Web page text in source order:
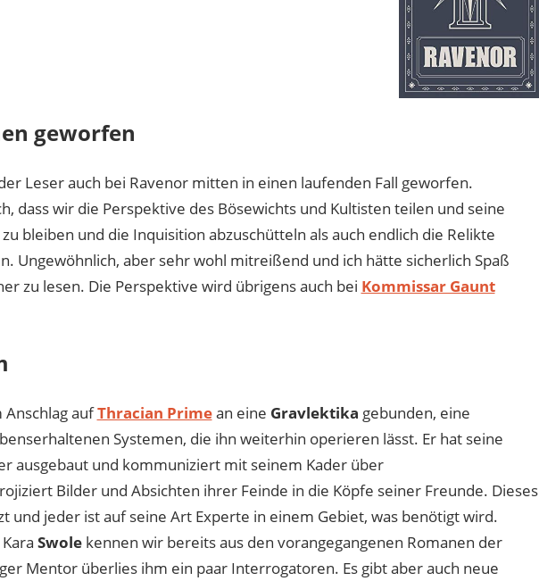
geworfen
Leser auch bei Ravenor mitten in einen laufenden Fall geworfen.
dass wir die Perspektive des Bösewichts und Kultisten teilen und seine
bleiben und die Inquisition abzuschütteln als auch endlich die Relikte
Ungewöhnlich, aber sehr wohl mitreißend und ich hätte sicherlich Spaß
zu lesen. Die Perspektive wird übrigens auch bei Kommissar Gaunt
Anschlag aufThracian Primean eine Gravlektika gebunden, eine
Systemen, die ihn weiterhin operieren lässt. Er hat seine
ausgebaut und kommuniziert mit seinem Kader über
Bilder und Absichten ihrer Feinde in die Köpfe seiner Freunde. Dieses
und jeder ist auf seine Art Experte in einem Gebiet, was benötigt wird.
Swolekennen wir bereits aus den vorangegangenen Romanen der
Mentor überlies ihm ein paar Interrogatoren. Es gibt aber auch neue